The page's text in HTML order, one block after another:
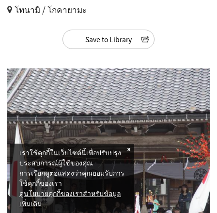
โทนามิ / โกคายามะ
Save to Library
เราใช้คุกกี้ในเว็บไซต์นี้เพื่อปรับปรุง
ประสบการณ์ผู้ใช้ของคุณ
การเรียกดูต่อแสดงว่าคุณยอมรับการ
ใช้คุกกี้ของเรา
ดูนโยบายคุกกี้ของเราสำหรับข้อมูล
เพิ่มเติม